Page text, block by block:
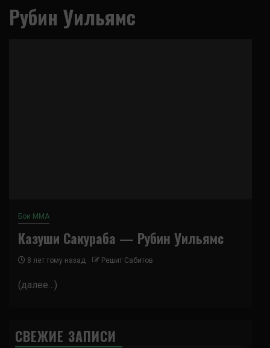
Рубин Уильямс
Бои ММА
Казуши Сакураба — Рубин Уильямс
8 лет тому назад Решит Сабитов
(далее…)
СВЕЖИЕ ЗАПИСИ